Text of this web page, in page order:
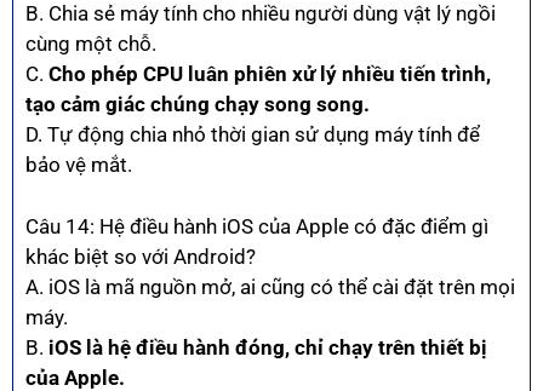
B. Chia sẻ máy tính cho nhiều người dùng vật lý ngồi
cùng một chỗ.
C. Cho phép CPU luân phiên xử lý nhiều tiến trình,
tạo cảm giác chúng chạy song song.
D. Tự động chia nhỏ thời gian sử dụng máy tính để
bảo vệ mắt.
Câu 14: Hệ điều hành iOS của Apple có đặc điểm gì
khác biệt so với Android?
A. iOS là mã nguồn mở, ai cũng có thể cài đặt trên mọi
máy.
B. iOS là hệ điều hành đóng, chỉ chạy trên thiết bị
của Apple.